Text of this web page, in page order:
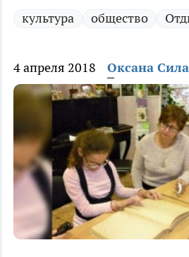
культура общество
4 апреля 2018 Оксана